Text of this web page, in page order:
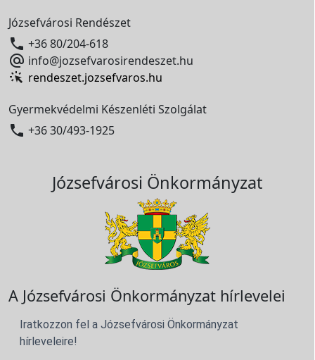
Józsefvárosi Rendészet
 +36 80/204-618
 info@jozsefvarosirendeszet.hu
rendeszet.jozsefvaros.hu
Gyermekvédelmi Készenléti Szolgálat
 +36 30/493-1925
Józsefvárosi Önkormányzat
A Józsefvárosi Önkormányzat hírlevelei
Iratkozzon fel a Józsefvárosi Önkormányzat
hírleveleire!